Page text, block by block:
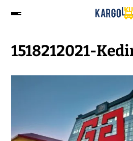
1518212021-